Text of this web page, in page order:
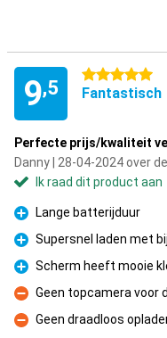
9,5
5 sterren
Fantastisch
Perfecte prijs/kwaliteit
Danny | 28-04-2024 over
Ik raad dit product aan
Pluspunt
Lange batterijduur
Pluspunt
Supersnel laden met
Pluspunt
Scherm heeft mooie
Minpunt
Geen topcamera voor
Minpunt
Geen draadloos